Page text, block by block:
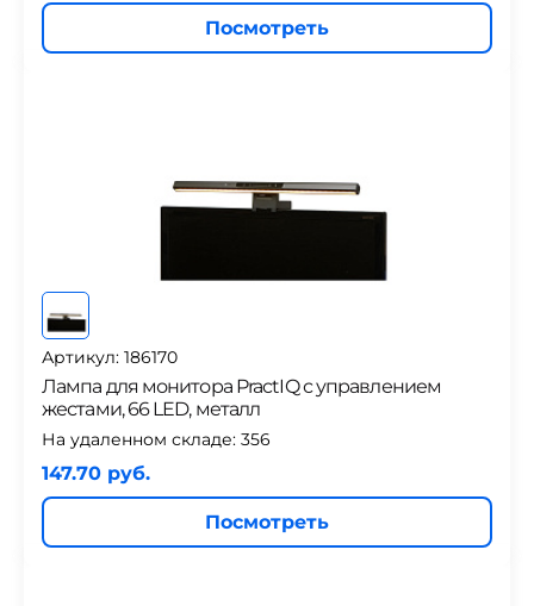
Посмотреть
Артикул: 186170
Лампа для монитора PractIQ с управлением
жестами, 66 LED, металл
На удаленном складе: 356
147.70 руб.
Посмотреть